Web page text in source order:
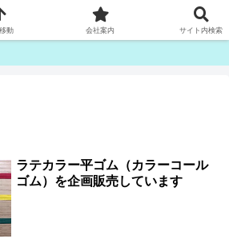
造販売は津田産業直販部です
ラテカラー平ゴム（カラーコール
ゴム）を企画販売しています
動 会社案内 サイト内検索